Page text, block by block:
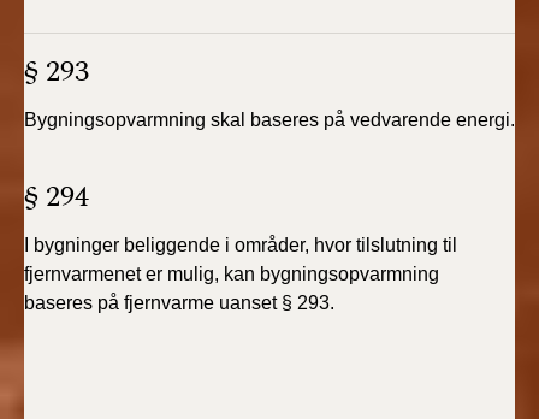
§ 293
Bygningsopvarmning skal baseres på vedvarende energi.
§ 294
I bygninger beliggende i områder, hvor tilslutning til
fjernvarmenet er mulig, kan bygningsopvarmning
baseres på fjernvarme uanset § 293.